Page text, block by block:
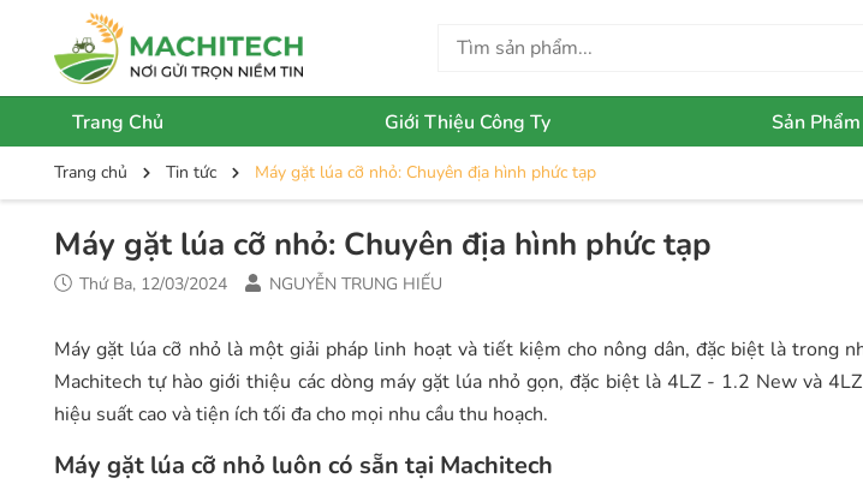
Trang Chủ Giới Thiệu Công Ty Sản Phẩm
Trang chủ Tin tức Máy gặt lúa cỡ nhỏ: Chuyên địa hình phức tạp
Máy gặt lúa cỡ nhỏ: Chuyên địa hình phức tạp
Thứ Ba, 12/03/2024 NGUYỄN TRUNG HIẾU
Máy gặt lúa cỡ nhỏ là một giải pháp linh hoạt và tiết kiệm cho nông dân, đặc biệt là trong
Machitech tự hào giới thiệu các dòng máy gặt lúa nhỏ gọn, đặc biệt là 4LZ - 1.2 New và
hiệu suất cao và tiện ích tối đa cho mọi nhu cầu thu hoạch.
Máy gặt lúa cỡ nhỏ luôn có sẵn tại Machitech